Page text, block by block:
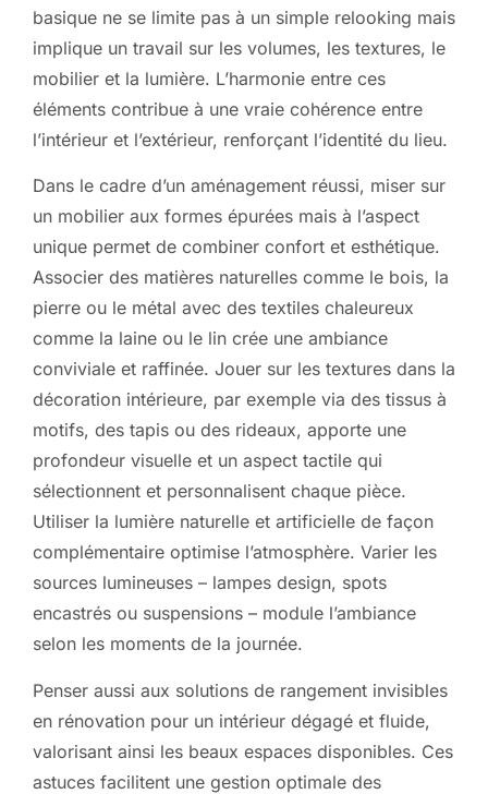
basique ne se limite pas à un simple relooking mais
implique un travail sur les volumes, les textures, le
mobilier et la lumière. L’harmonie entre ces
éléments contribue à une vraie cohérence entre
l’intérieur et l’extérieur, renforçant l’identité du lieu.
Dans le cadre d’un aménagement réussi, miser sur
un mobilier aux formes épurées mais à l’aspect
unique permet de combiner confort et esthétique.
Associer des matières naturelles comme le bois, la
pierre ou le métal avec des textiles chaleureux
comme la laine ou le lin crée une ambiance
conviviale et raffinée. Jouer sur les textures dans la
décoration intérieure, par exemple via des tissus à
motifs, des tapis ou des rideaux, apporte une
profondeur visuelle et un aspect tactile qui
sélectionnent et personnalisent chaque pièce.
Utiliser la lumière naturelle et artificielle de façon
complémentaire optimise l’atmosphère. Varier les
sources lumineuses – lampes design, spots
encastrés ou suspensions – module l’ambiance
selon les moments de la journée.
Penser aussi aux solutions de rangement invisibles
en rénovation pour un intérieur dégagé et fluide,
valorisant ainsi les beaux espaces disponibles. Ces
astuces facilitent une gestion optimale des